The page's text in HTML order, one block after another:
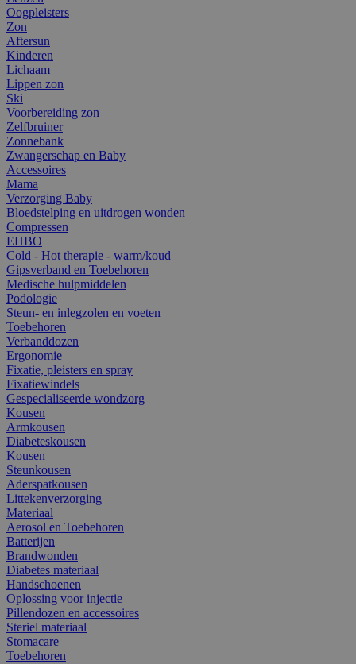
Oogpleisters
Zon
Aftersun
Kinderen
Lichaam
Lippen zon
Ski
Voorbereiding zon
Zelfbruiner
Zonnebank
Zwangerschap en Baby
Accessoires
Mama
Verzorging Baby
Bloedstelping en uitdrogen wonden
Compressen
EHBO
Cold - Hot therapie - warm/koud
Gipsverband en Toebehoren
Medische hulpmiddelen
Podologie
Steun- en inlegzolen en voeten
Toebehoren
Verbanddozen
Ergonomie
Fixatie, pleisters en spray
Fixatiewindels
Gespecialiseerde wondzorg
Kousen
Armkousen
Diabeteskousen
Kousen
Steunkousen
Aderspatkousen
Littekenverzorging
Materiaal
Aerosol en Toebehoren
Batterijen
Brandwonden
Diabetes materiaal
Handschoenen
Oplossing voor injectie
Pillendozen en accessoires
Steriel materiaal
Stomacare
Toebehoren